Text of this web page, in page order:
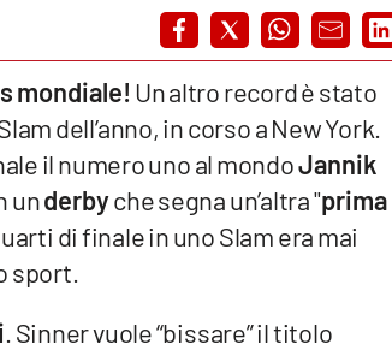
mondiale! Un altro record è stato
dell’anno, in corso a New York.
il numero uno al mondoJannik
underbyche segna un’altra "prima
di finale in uno Slam era mai
sport.
. Sinner vuole “bissare” il titolo